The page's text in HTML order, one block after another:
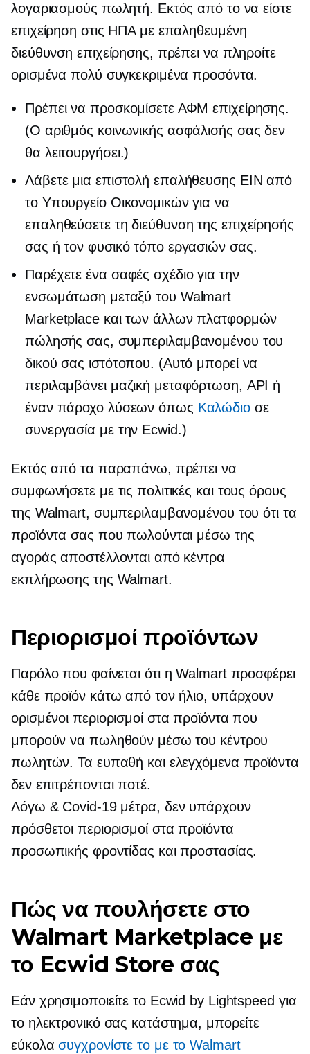
λογαριασμούς πωλητή. Εκτός από το να είστε
επιχείρηση στις ΗΠΑ με επαληθευμένη
διεύθυνση επιχείρησης, πρέπει να πληροίτε
ορισμένα πολύ συγκεκριμένα προσόντα.
Πρέπει να προσκομίσετε ΑΦΜ επιχείρησης.
(Ο αριθμός κοινωνικής ασφάλισής σας δεν
θα λειτουργήσει.)
Λάβετε μια επιστολή επαλήθευσης EIN από
το Υπουργείο Οικονομικών για να
επαληθεύσετε τη διεύθυνση της επιχείρησής
σας ή τον φυσικό τόπο εργασιών σας.
Παρέχετε ένα σαφές σχέδιο για την
ενσωμάτωση μεταξύ του Walmart
Marketplace και των άλλων πλατφορμών
πώλησής σας, συμπεριλαμβανομένου του
δικού σας ιστότοπου. (Αυτό μπορεί να
περιλαμβάνει μαζική μεταφόρτωση, API ή
έναν πάροχο λύσεων όπως Καλώδιοσε
συνεργασία με την Ecwid.)
Εκτός από τα παραπάνω, πρέπει να
συμφωνήσετε με τις πολιτικές και τους όρους
της Walmart, συμπεριλαμβανομένου του ότι τα
προϊόντα σας που πωλούνται μέσω της
αγοράς αποστέλλονται από κέντρα
εκπλήρωσης της Walmart.
Περιορισμοί προϊόντων
Παρόλο που φαίνεται ότι η Walmart προσφέρει
κάθε προϊόν κάτω από τον ήλιο, υπάρχουν
ορισμένοι περιορισμοί στα προϊόντα που
μπορούν να πωληθούν μέσω του κέντρου
πωλητών. Τα ευπαθή και ελεγχόμενα προϊόντα
δεν επιτρέπονται ποτέ.
Λόγω & Covid-19μέτρα, δεν υπάρχουν
πρόσθετοι περιορισμοί στα προϊόντα
προσωπικής φροντίδας και προστασίας.
Πώς να πουλήσετε στο
Walmart Marketplace με
το Ecwid Store σας
Εάν χρησιμοποιείτε το Ecwid by Lightspeed για
το ηλεκτρονικό σας κατάστημα, μπορείτε
εύκολασυγχρονίστε το με το Walmart